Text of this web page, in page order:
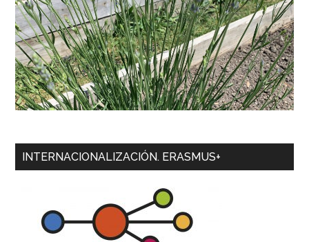
INTERNACIONALIZACIÓN. ERASMUS+